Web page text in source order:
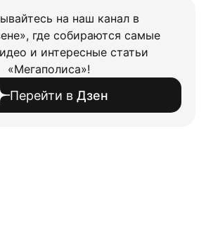
на наш канал в
где собираются самые
и интересные статьи
«Мегаполиса»!
Перейти в Дзен